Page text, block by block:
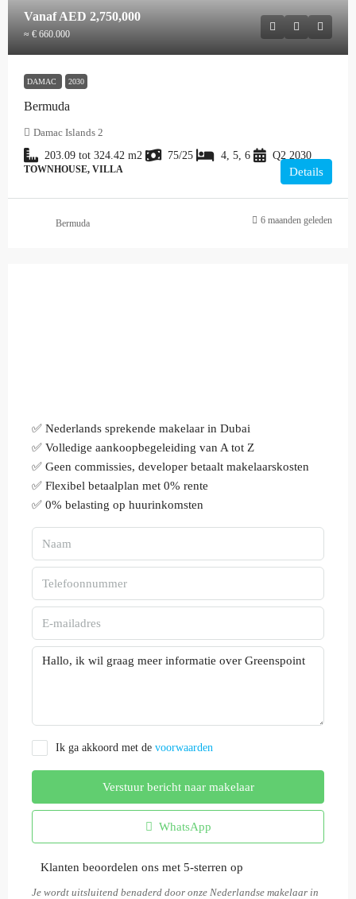
VanafAED 2,750,000
≈ € 660.000
DAMAC 2030
Bermuda
Damac Islands 2
203.09 tot 324.42 m2 75/25 4, 5, 6 Q2 2030
TOWNHOUSE, VILLA Details
Bermuda 6 maanden geleden
✅ Nederlands sprekende makelaar in Dubai
✅ Volledige aankoopbegeleiding van A tot Z
✅ Geen commissies, developer betaalt makelaarskosten
✅ Flexibel betaalplan met 0% rente
✅ 0% belasting op huurinkomsten
Ik ga akkoord met de voorwaarden
Verstuur bericht naar makelaar
WhatsApp
Klanten beoordelen ons met 5-sterren op
Je wordt uitsluitend benaderd door onze Nederlandse makelaar in